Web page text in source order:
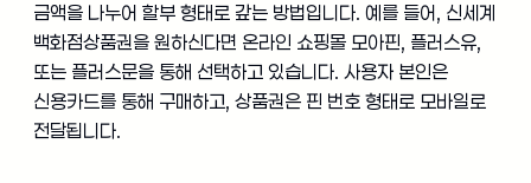
금액을 나누어 할부 형태로 갚는 방법입니다. 예를 들어, 신세계
백화점상품권을 원하신다면 온라인 쇼핑몰 모아핀, 플러스유,
또는 플러스문을 통해 선택하고 있습니다. 사용자 본인은
신용카드를 통해 구매하고, 상품권은 핀 번호 형태로 모바일로
전달됩니다.